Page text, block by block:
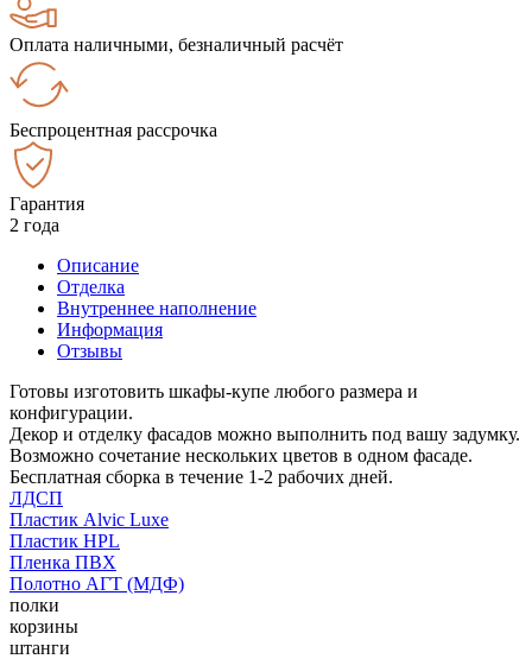
Оплата наличными, безналичный расчёт
Беспроцентная рассрочка
Гарантия
2 года
Описание
Отделка
Внутреннее наполнение
Информация
Отзывы
Готовы изготовить шкафы-купе любого размера и
конфигурации.
Декор и отделку фасадов можно выполнить под вашу задумку.
Возможно сочетание нескольких цветов в одном фасаде.
Бесплатная сборка в течение 1-2 рабочих дней.
ЛДСП
Пластик Alvic Luxe
Пластик HPL
Пленка ПВХ
Полотно АГТ (МДФ)
полки
корзины
штанги